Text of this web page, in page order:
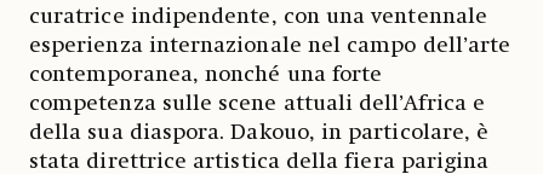
curatrice indipendente, con una ventennale
esperienza internazionale nel campo dell’arte
contemporanea, nonché una forte
competenza sulle scene attuali dell’Africa e
della sua diaspora. Dakouo, in particolare, è
stata direttrice artistica della fiera parigina